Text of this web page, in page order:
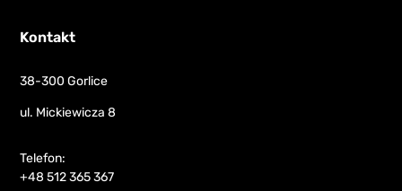
Kontakt
38-300 Gorlice
ul. Mickiewicza 8
Telefon:
+48 512 365 367